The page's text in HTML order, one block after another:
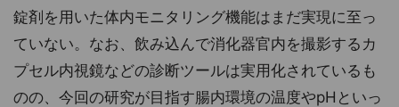
錠剤を用いた体内モニタリング機能はまだ実現に至っ
ていない。なお、飲み込んで消化器官内を撮影するカ
プセル内視鏡などの診断ツールは実用化されているも
のの、今回の研究が目指す腸内環境の温度やpHといっ